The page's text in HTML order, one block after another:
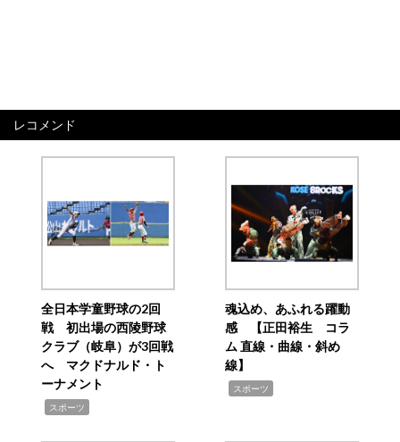
レコメンド
全日本学童野球の2回
戦 初出場の西陵野球
クラブ（岐阜）が3回戦
へ マクドナルド・ト
ーナメント
スポーツ
魂込め、あふれる躍動
感 【正田裕生 コラ
ム 直線・曲線・斜め
線】
スポーツ